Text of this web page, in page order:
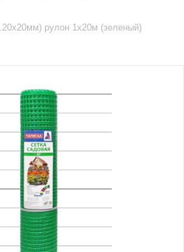
рулон 1х20м (зеленый)